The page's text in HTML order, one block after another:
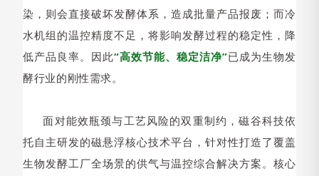
染，则会直接破坏发酵体系，造成批量产品报废；而冷
水机组的温控精度不足，将影响发酵过程的稳定性，降
低产品良率。因此“高效节能、稳定洁净”已成为生物发
酵行业的刚性需求。
面对能效瓶颈与工艺风险的双重制约，磁谷科技依
托自主研发的磁悬浮核心技术平台，针对性打造了覆盖
生物发酵工厂全场景的供气与温控综合解决方案。核心